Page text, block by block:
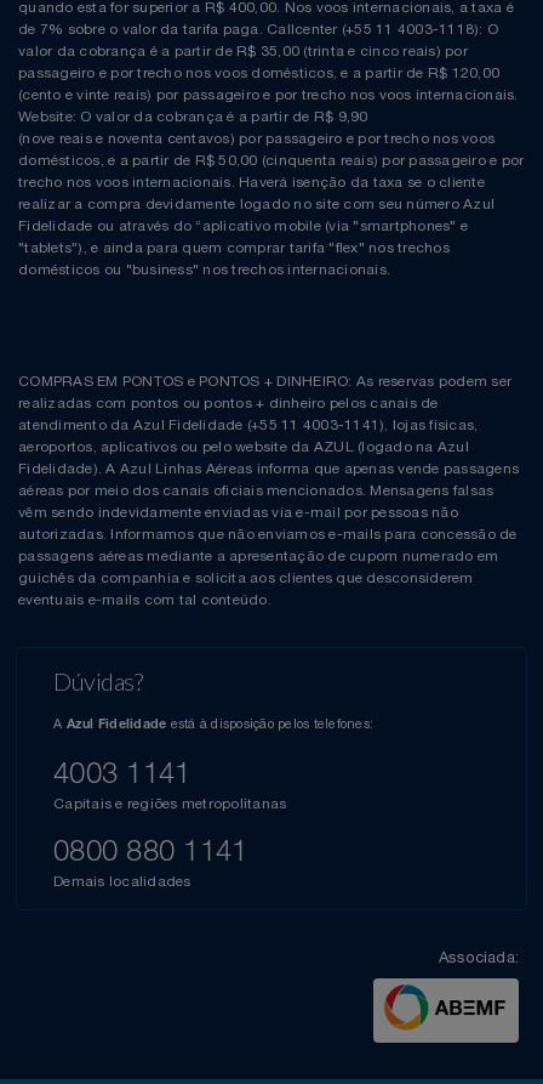
quando esta for superior a R$ 400,00. Nos voos internacionais, a taxa é
de 7% sobre o valor da tarifa paga. Callcenter (+55 11 4003-1118): O
valor da cobrança é a partir de R$ 35,00 (trinta e cinco reais) por
passageiro e por trecho nos voos domésticos, e a partir de R$ 120,00
(cento e vinte reais) por passageiro e por trecho nos voos internacionais.
Website: O valor da cobrança é a partir de R$ 9,90
(nove reais e noventa centavos) por passageiro e por trecho nos voos
domésticos, e a partir de R$ 50,00 (cinquenta reais) por passageiro e por
trecho nos voos internacionais. Haverá isenção da taxa se o cliente
realizar a compra devidamente logado no site com seu número Azul
Fidelidade ou através do “aplicativo mobile (via "smartphones" e
"tablets"), e ainda para quem comprar tarifa "flex" nos trechos
domésticos ou "business" nos trechos internacionais.
COMPRAS EM PONTOS e PONTOS + DINHEIRO: As reservas podem ser
realizadas com pontos ou pontos + dinheiro pelos canais de
atendimento da Azul Fidelidade (+55 11 4003-1141), lojas físicas,
aeroportos, aplicativos ou pelo website da AZUL (logado na Azul
Fidelidade). A Azul Linhas Aéreas informa que apenas vende passagens
aéreas por meio dos canais oficiais mencionados. Mensagens falsas
vêm sendo indevidamente enviadas via e-mail por pessoas não
autorizadas. Informamos que não enviamos e-mails para concessão de
passagens aéreas mediante a apresentação de cupom numerado em
guichês da companhia e solicita aos clientes que desconsiderem
eventuais e-mails com tal conteúdo.
Dúvidas?
A Azul Fidelidade está à disposição pelos telefones:
4003 1141
Capitais e regiões metropolitanas
0800 880 1141
Demais localidades
Associada: